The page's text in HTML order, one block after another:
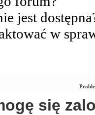
jest
w
się